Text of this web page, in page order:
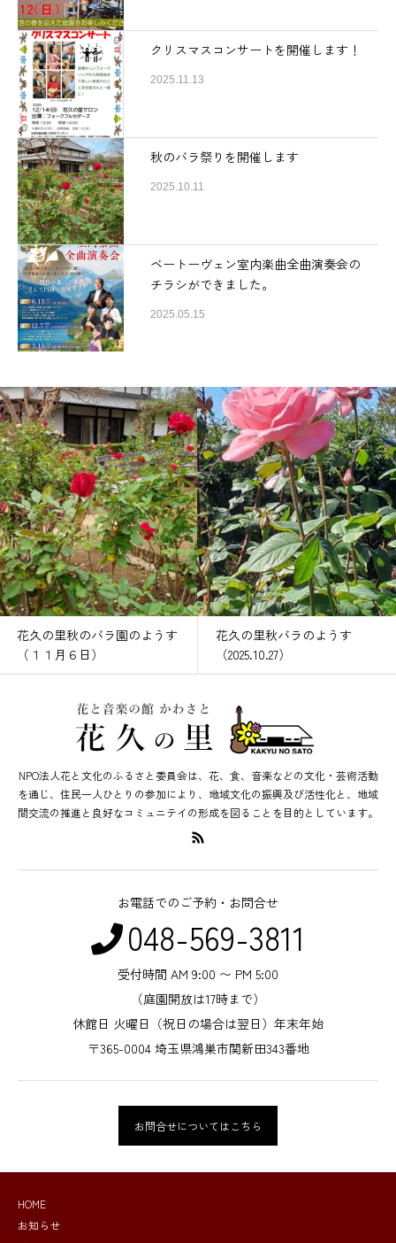
クリスマスコンサートを開催します！
2025.11.13
秋のバラ祭りを開催します
2025.10.11
ベートーヴェン室内楽曲全曲演奏会の
チラシができました。
2025.05.15
花久の里秋のバラ園のようす
（１１月６日）
花久の里秋バラのようす
（2025.10.27）
NPO法人花と文化のふるさと委員会は、花、食、音楽などの文化・芸術活動
を通じ、住民一人ひとりの参加により、地域文化の振興及び活性化と、地域
間交流の推進と良好なコミュニテイの形成を図ることを目的としています。
お電話でのご予約・お問合せ
048-569-3811
受付時間 AM 9:00 〜 PM 5:00
（庭園開放は17時まで）
休館日 火曜日（祝日の場合は翌日）年末年始
〒365-0004 埼玉県鴻巣市関新田343番地
お問合せについてはこちら
HOME
お知らせ